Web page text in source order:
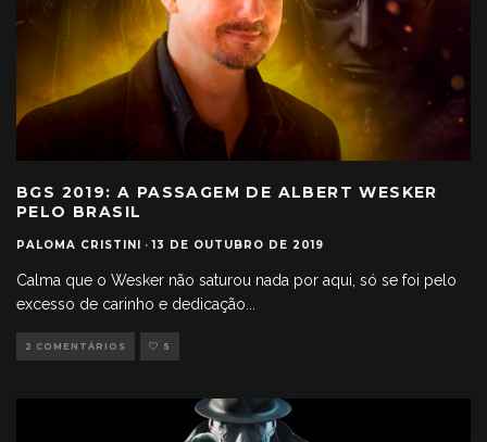
BGS 2019: A PASSAGEM DE ALBERT WESKER
PELO BRASIL
PALOMA CRISTINI · 13 DE OUTUBRO DE 2019
Calma que o Wesker não saturou nada por aqui, só se foi pelo
excesso de carinho e dedicação
2 COMENTÁRIOS 5